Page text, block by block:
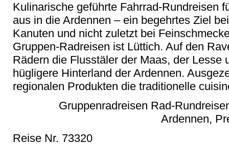
Kulinarische geführte Fahrrad-Rundreisen
aus in die Ardennen – ein begehrtes Ziel
Kanuten und nicht zuletzt bei
Gruppen-Radreisen ist Lüttich. Auf den
Rädern die Flusstäler der Maas, der Lesse
hügligere Hinterland der Ardennen.
regionalen Produkten die traditionelle
Gruppenradreisen Rad-
Ardennen,
Reise Nr. 73320